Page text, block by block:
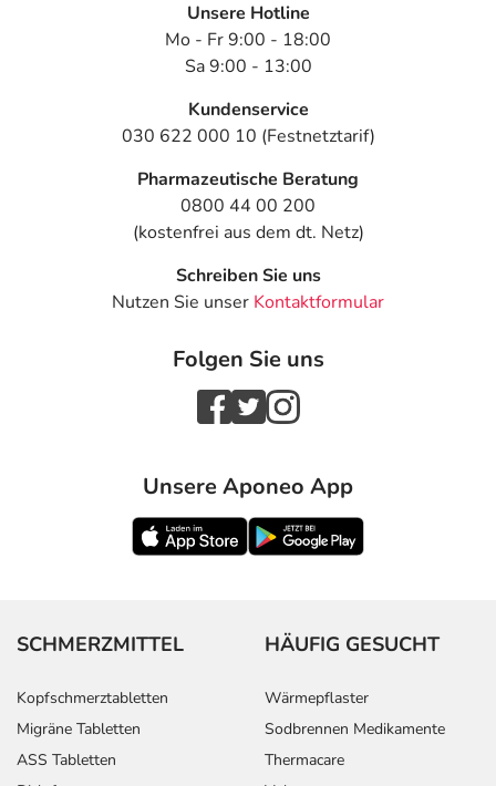
Unsere Hotline
Mo - Fr 9:00 - 18:00
Sa 9:00 - 13:00
Kundenservice
030 622 000 10 (Festnetztarif)
Pharmazeutische Beratung
0800 44 00 200
(kostenfrei aus dem dt. Netz)
Schreiben Sie uns
Nutzen Sie unser Kontaktformular
Folgen Sie uns
Unsere Aponeo App
SCHMERZMITTEL
Kopfschmerztabletten
Migräne Tabletten
ASS Tabletten
HÄUFIG GESUCHT
Wärmepflaster
Sodbrennen Medikamente
Thermacare